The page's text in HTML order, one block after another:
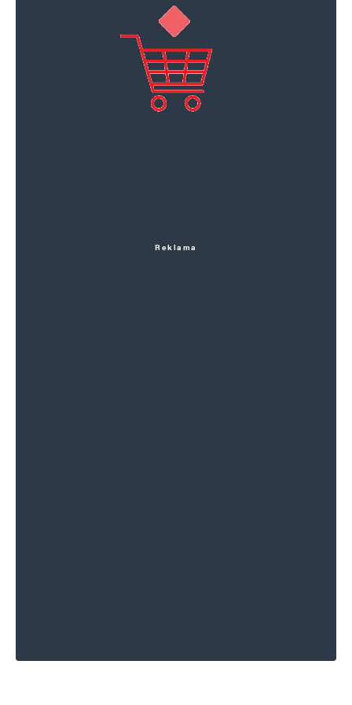
Reklama